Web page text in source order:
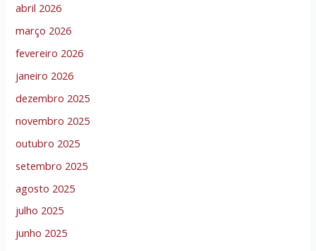
abril 2026
março 2026
fevereiro 2026
janeiro 2026
dezembro 2025
novembro 2025
outubro 2025
setembro 2025
agosto 2025
julho 2025
junho 2025